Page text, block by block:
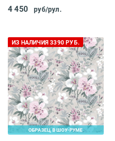
4 450 руб/рул.
ИЗ НАЛИЧИЯ 3390 РУБ.
ОБРАЗЕЦ В ШОУ-РУМЕ